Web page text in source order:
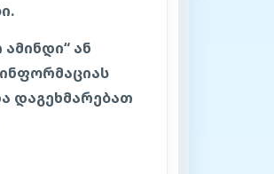
ან
დაგეხმარებათ